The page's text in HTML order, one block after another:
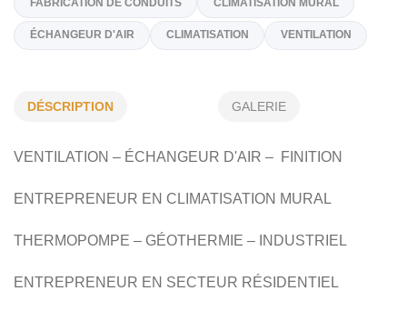
antoinedubois@videotron.ca
www.duairventilation.com
FABRICATION DE CONDUITS CLIMATISATION MURAL
ÉCHANGEUR D'AIR CLIMATISATION VENTILATION
DÉSCRIPTION GALERIE
VENTILATION – ÉCHANGEUR D'AIR – FINITION
ENTREPRENEUR EN CLIMATISATION MURAL
THERMOPOMPE – GÉOTHERMIE – INDUSTRIEL
ENTREPRENEUR EN SECTEUR RÉSIDENTIEL